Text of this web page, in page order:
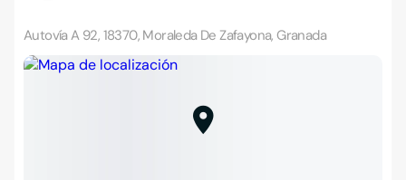
Autovía A 92, 18370, Moraleda De Zafayona, Granada